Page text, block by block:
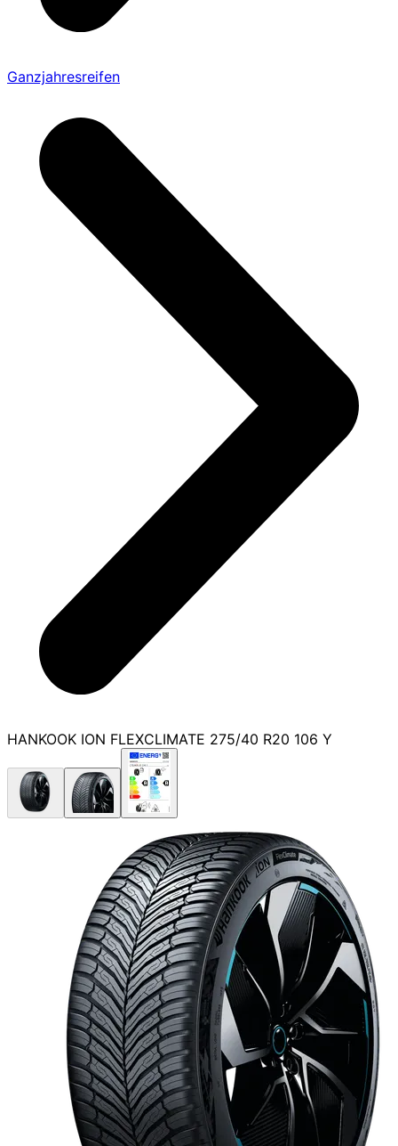
Ganzjahresreifen
HANKOOK ION FLEXCLIMATE 275/40 R20 106 Y